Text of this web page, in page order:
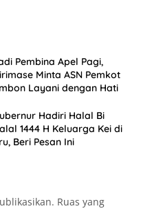
Pembina Apel Pagi,
Minta ASN Pemkot
Layani dengan Hati
Hadiri Halal Bi
1444 H Keluarga Kei di
Beri Pesan Ini
Ruas yang